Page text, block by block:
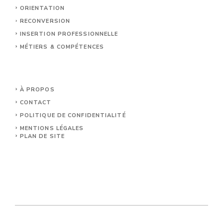
ORIENTATION
RECONVERSION
INSERTION PROFESSIONNELLE
MÉTIERS & COMPÉTENCES
À PROPOS
CONTACT
POLITIQUE DE CONFIDENTIALITÉ
MENTIONS LÉGALES
PLAN DE SITE